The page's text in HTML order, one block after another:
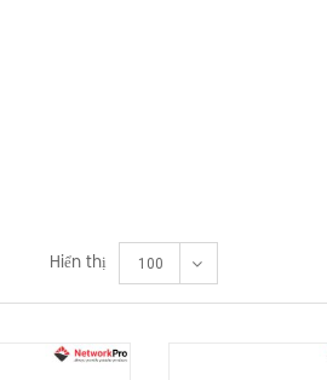
Hiển thị 100